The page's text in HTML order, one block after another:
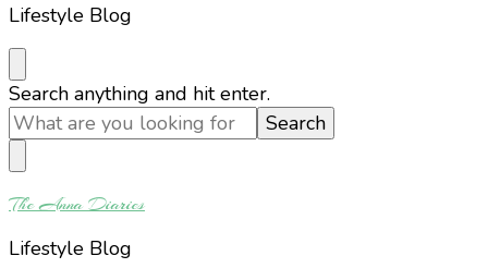
Lifestyle Blog
Looking
for
Something?
Search anything and hit enter.
The Anna Diaries
Lifestyle Blog